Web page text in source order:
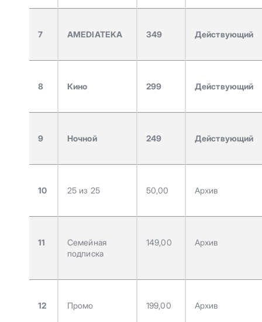
7 AMEDIATEKA 349 Действующий
8 Кино 299 Действующий
9 Ночной 249 Действующий
10 25 из 25 50,00 Архив
11
Семейная
подписка
149,00 Архив
12 Промо 199,00 Архив